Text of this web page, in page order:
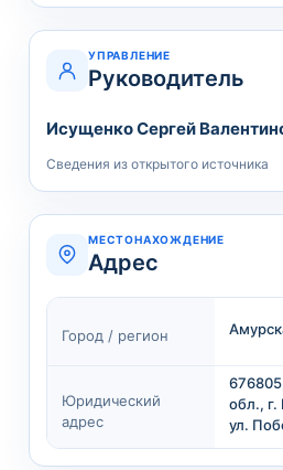
УПРАВЛЕНИЕ
Руководитель
Исущенко Сергей
Сведения из открытого источника
МЕСТОНАХОЖДЕНИЕ
Адрес
Город / регион
Юридический
адрес
обл., г.
ул.